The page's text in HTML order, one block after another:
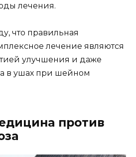
лечения.
что правильная
лечение являются
улучшения и даже
в ушах при шейном
против